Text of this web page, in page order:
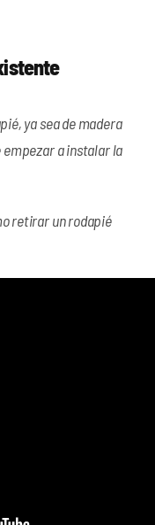
ya sea de madera
a instalar la
retirar un rodapié